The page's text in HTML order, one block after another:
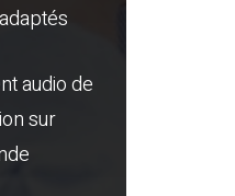
audio de
sur